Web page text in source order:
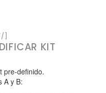
]
KIT